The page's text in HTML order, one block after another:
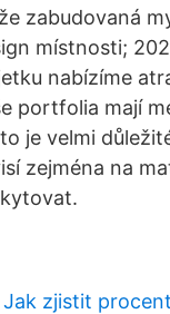
zabudovaná
místnosti;
nabízíme
portfolia mají
je velmi
zejména na
Jak zjistit